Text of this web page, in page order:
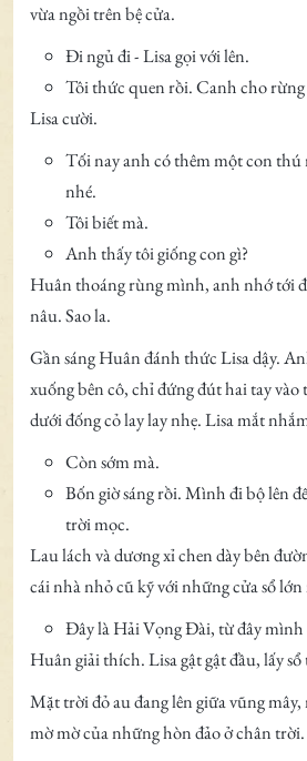
vừa ngồi trên bệ cửa.
Đi ngủ đi - Lisa gọi với lên.
Tôi thức quen rồi. Canh cho
Lisa cười.
Tối nay anh có thêm một con thú
nhé.
Tôi biết mà.
Anh thấy tôi giống con gì?
Huân thoáng rùng mình, anh nhớ tới
nâu. Sao la.
Gần sáng Huân đánh thức Lisa dậy.
xuống bên cô, chỉ đứng đút hai tay
dưới đống cỏ lay lay nhẹ. Lisa mắt
Còn sớm mà.
Bốn giờ sáng rồi. Mình đi bộ lên
trời mọc.
Lau lách và dương xỉ chen dày bên
cái nhà nhỏ cũ kỹ với những cửa sổ
Đây là Hải Vọng Đài, từ đây
Huân giải thích. Lisa gật gật đầu, lấy
Mặt trời đỏ au đang lên giữa vũng
mờ mờ của những hòn đảo ở chân trời.